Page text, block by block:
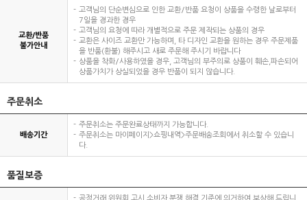
교환/반품
불가안내
고객님의 단순변심으로 인한 교환/반품 요청이 상품을 수령한 날로부터
7일을 경과한 경우
고객님의 요청에 따라 개별적으로 주문 제작되는 상품의 경우
교환은 사이즈 교환만 가능하며, 타 디자인 교환을 원하는 경우 주문제품
을 반품(환불) 해주시고 새로 주문해 주시기 바랍니다
상품을 착화/사용하였을 경우, 고객님의 부주의로 상품이 훼손,파손되어
상품가치가 상실되었을 경우 반품이 되지 않습니다.
주문취소
배송기간
주문취소는 주문완료상태까지 가능합니다.
주문취소는 마이페이지>쇼핑내역>주문배송조회에서 취소할 수 있습니
다.
품질보증